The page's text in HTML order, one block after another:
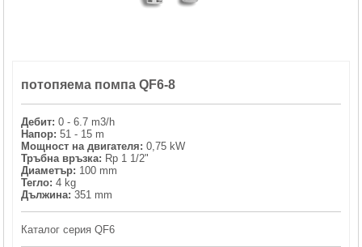
STAINLESS STELL PIPES AND PRESS FITTINGS (2)
КОМПОНЕНТИ ЗА ОМЕКОТИТЕЛНИ СИСТЕМИ (6)
потопяема помпа QF6-8
Дебит: 0 - 6.7 m3/h
Напор: 51 - 15 m
Мощност на двигателя: 0,75 kW
Тръбна връзка: Rp 1 1/2"
Диаметър: 100 mm
Тегло: 4 kg
Дължина: 351 mm
Каталог серия QF6